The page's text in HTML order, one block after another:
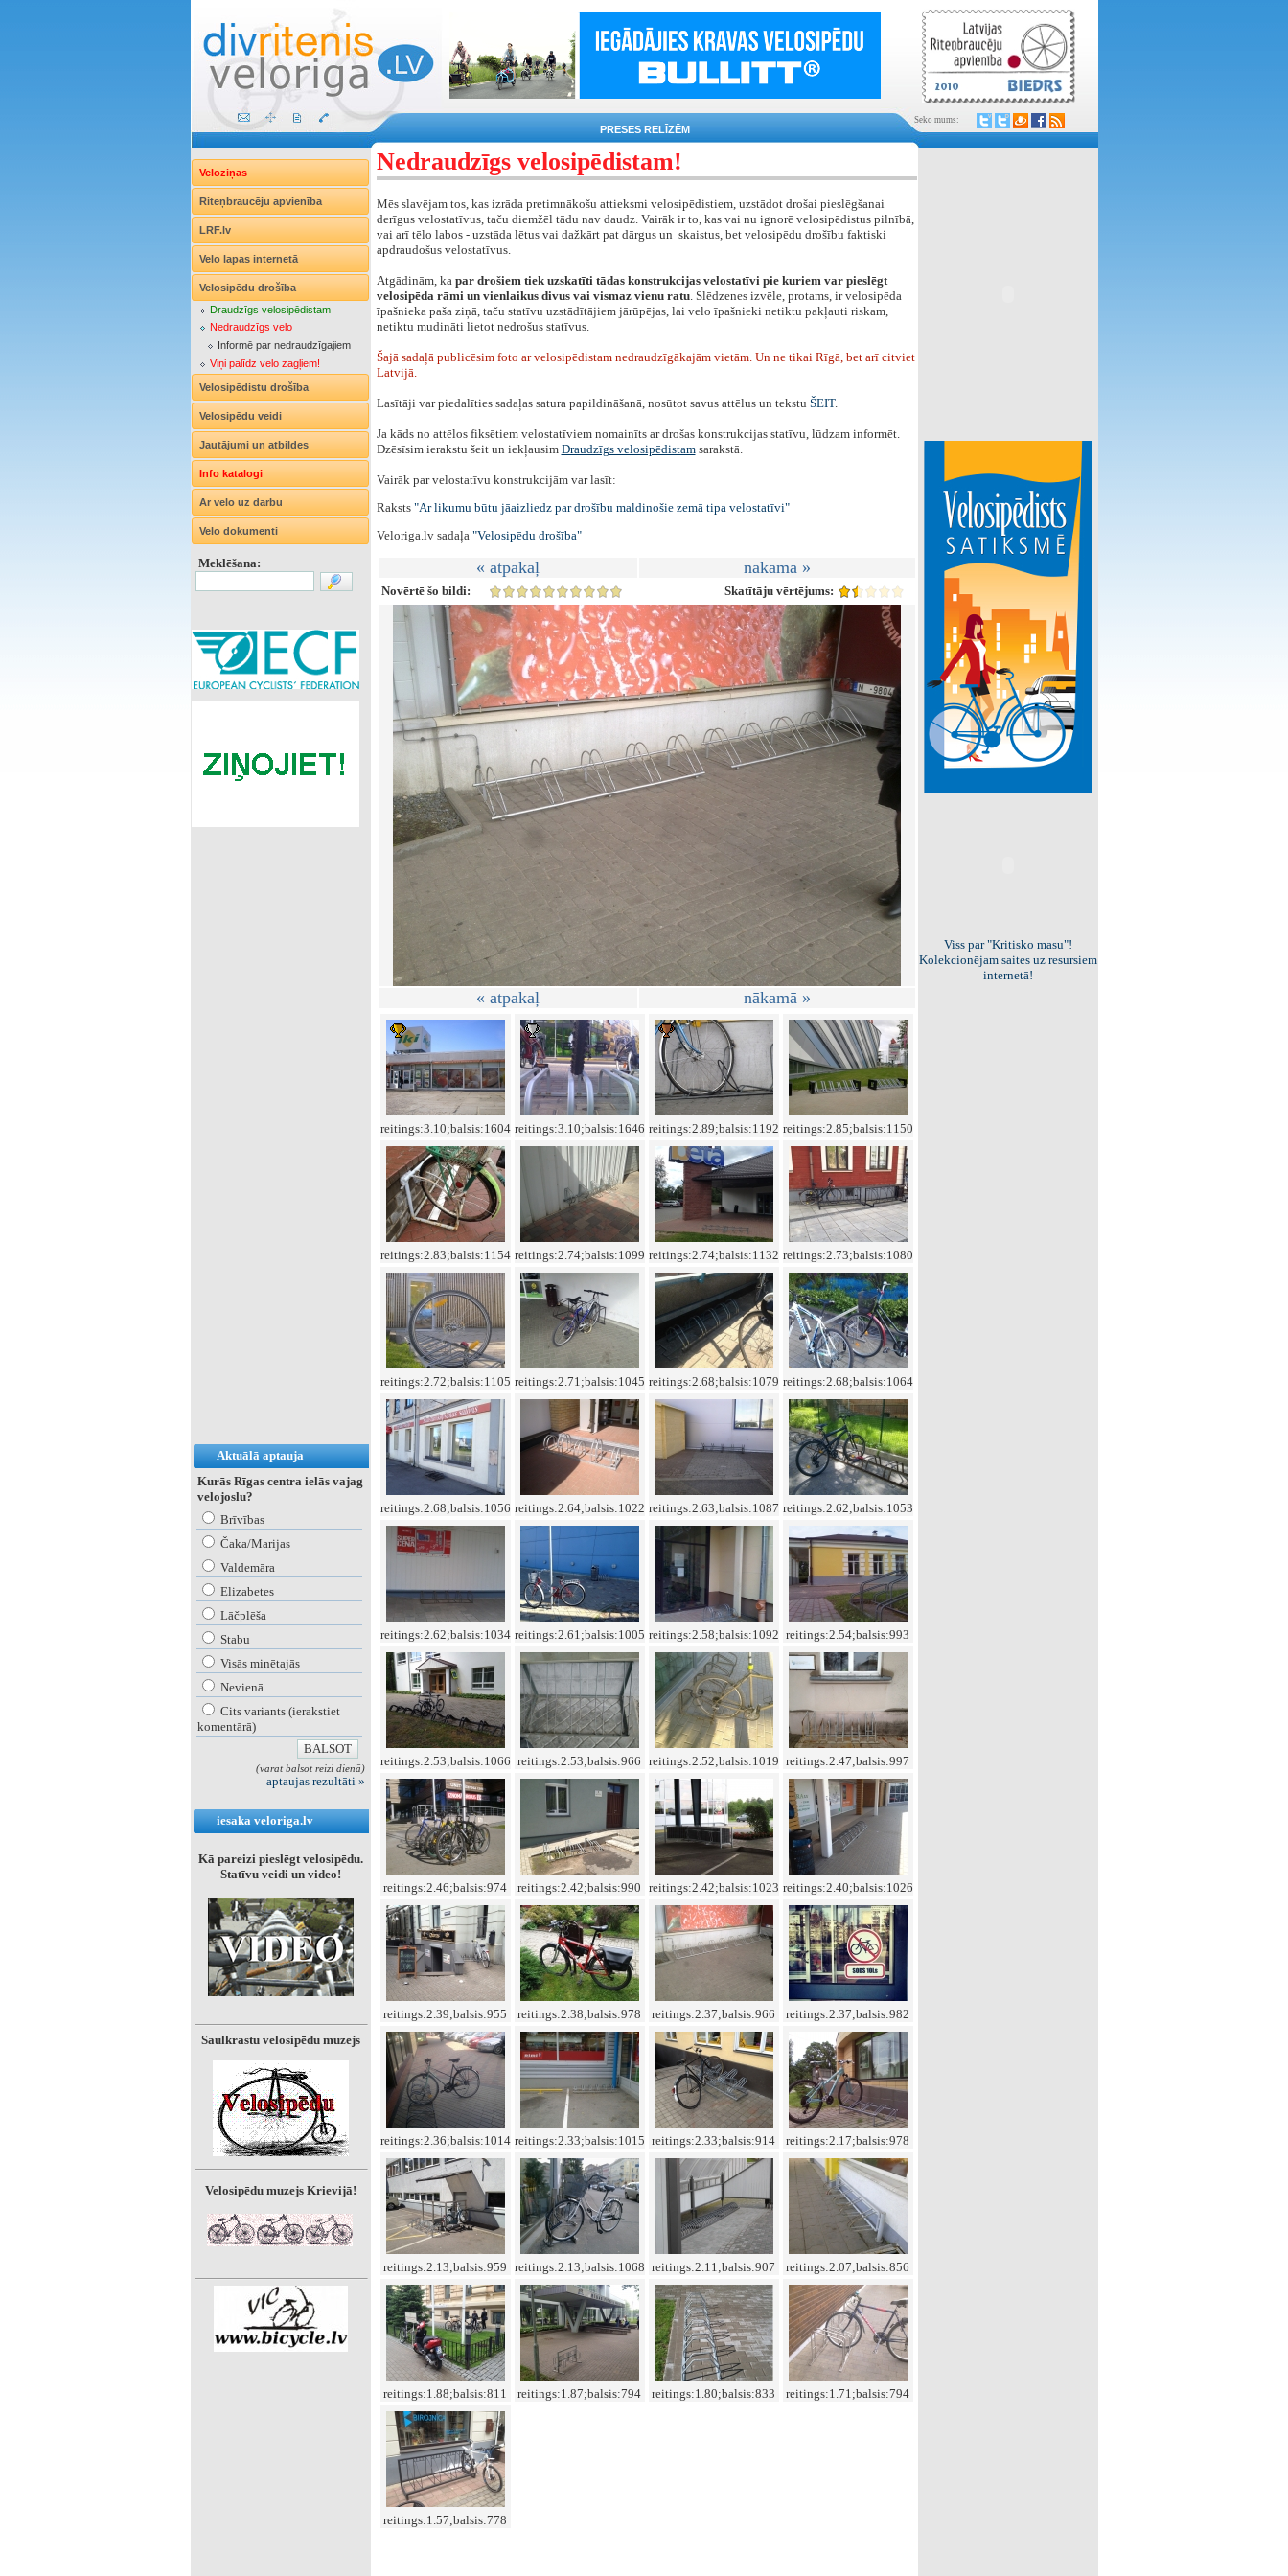
PRESES RELĪZĒM
Seko mums:
Veloziņas
Riteņbraucēju apvienība
LRF.lv
Velo lapas internetā
Velosipēdu drošība
Draudzīgs velosipēdistam
Nedraudzīgs velo
Informē par nedraudzīgajiem
Viņi palīdz velo zagļiem!
Velosipēdistu drošība
Velosipēdu veidi
Jautājumi un atbildes
Info katalogi
Ar velo uz darbu
Velo dokumenti
Meklēšana:
Aktuālā aptauja
Kurās Rīgas centra ielās vajag
velojoslu?
Brīvības
Čaka/Marijas
Valdemāra
Elizabetes
Lāčplēša
Stabu
Visās minētajās
Nevienā
Cits variants (ierakstiet
komentārā)
(varat balsot reizi dienā)
aptaujas rezultāti »
iesaka veloriga.lv
Kā pareizi pieslēgt velosipēdu.
Statīvu veidi un video!
Saulkrastu velosipēdu muzejs
Velosipēdu muzejs Krievijā!
Nedraudzīgs velosipēdistam!
Mēs slavējam tos, kas izrāda pretimnākošu attieksmi velosipēdistiem, uzstādot drošai pieslēgšanai
derīgus velostatīvus, taču diemžēl tādu nav daudz. Vairāk ir to, kas vai nu ignorē velosipēdistus pilnībā,
vai arī tēlo labos - uzstāda lētus vai dažkārt pat dārgus un skaistus, bet velosipēdu drošību faktiski
apdraudošus velostatīvus.
Atgādinām, ka par drošiem tiek uzskatīti tādas konstrukcijas velostatīvi pie kuriem var pieslēgt
velosipēda rāmi un vienlaikus divus vai vismaz vienu ratu. Slēdzenes izvēle, protams, ir velosipēda
īpašnieka paša ziņā, taču statīvu uzstādītājiem jārūpējas, lai velo īpašnieki netiktu pakļauti riskam,
netiktu mudināti lietot nedrošus statīvus.
Šajā sadaļā publicēsim foto ar velosipēdistam nedraudzīgākajām vietām. Un ne tikai Rīgā, bet arī citviet
Latvijā.
Lasītāji var piedalīties sadaļas satura papildināšanā, nosūtot savus attēlus un tekstu ŠEIT.
Ja kāds no attēlos fiksētiem velostatīviem nomainīts ar drošas konstrukcijas statīvu, lūdzam informēt.
Dzēsīsim ierakstu šeit un iekļausim Draudzīgs velosipēdistam sarakstā.
Vairāk par velostatīvu konstrukcijām var lasīt:
Raksts "Ar likumu būtu jāaizliedz par drošību maldinošie zemā tipa velostatīvi"
Veloriga.lv sadaļa "Velosipēdu drošība"
« atpakaļ nākamā »
Novērtē šo bildi: Skatītāju vērtējums:
« atpakaļ nākamā »
reitings:3.10;balsis:1604 reitings:3.10;balsis:1646 reitings:2.89;balsis:1192 reitings:2.85;balsis:1150
reitings:2.83;balsis:1154 reitings:2.74;balsis:1099 reitings:2.74;balsis:1132 reitings:2.73;balsis:1080
reitings:2.72;balsis:1105 reitings:2.71;balsis:1045 reitings:2.68;balsis:1079 reitings:2.68;balsis:1064
reitings:2.68;balsis:1056 reitings:2.64;balsis:1022 reitings:2.63;balsis:1087 reitings:2.62;balsis:1053
reitings:2.62;balsis:1034 reitings:2.61;balsis:1005 reitings:2.58;balsis:1092 reitings:2.54;balsis:993
reitings:2.53;balsis:1066 reitings:2.53;balsis:966 reitings:2.52;balsis:1019 reitings:2.47;balsis:997
reitings:2.46;balsis:974 reitings:2.42;balsis:990 reitings:2.42;balsis:1023 reitings:2.40;balsis:1026
reitings:2.39;balsis:955 reitings:2.38;balsis:978 reitings:2.37;balsis:966 reitings:2.37;balsis:982
reitings:2.36;balsis:1014 reitings:2.33;balsis:1015 reitings:2.33;balsis:914 reitings:2.17;balsis:978
reitings:2.13;balsis:959 reitings:2.13;balsis:1068 reitings:2.11;balsis:907 reitings:2.07;balsis:856
reitings:1.88;balsis:811 reitings:1.87;balsis:794 reitings:1.80;balsis:833 reitings:1.71;balsis:794
reitings:1.57;balsis:778
Viss par "Kritisko masu"!
Kolekcionējam saites uz resursiem
internetā!